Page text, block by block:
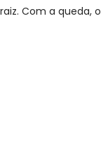
Com a queda, o